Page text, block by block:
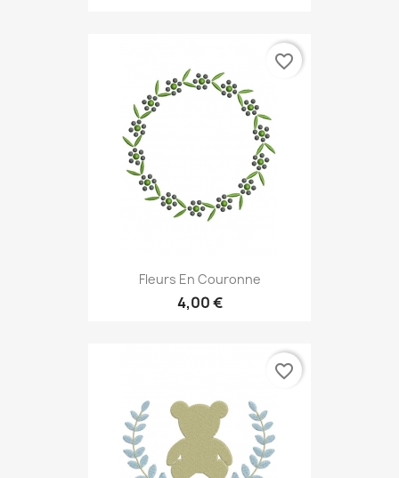
Fleurs En Couronne
4,00 €
favorite_border
favorite_border